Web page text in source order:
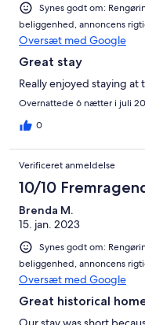
Synes godt om:
beliggenhed, annoncens
Oversæt med Google
Great stay
Really enjoyed staying at
Overnattede 6 nætter i juli
0
Verificeret anmeldelse
10/10
Brenda M.
15. jan. 2023
Synes godt om:
beliggenhed, annoncens
Oversæt med Google
Great historical